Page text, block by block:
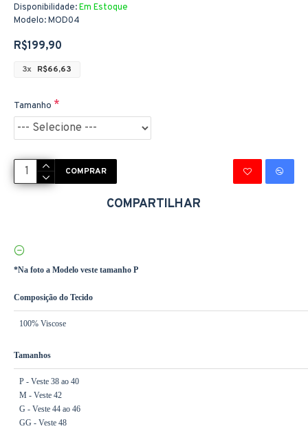
Disponibilidade:Em Estoque
Modelo:MOD04
R$199,90
3x R$66,63
Tamanho
COMPRAR
COMPARTILHAR
*Na foto a Modelo veste tamanho P
Composição do Tecido
100% Viscose
Tamanhos
P - Veste 38 ao 40
M - Veste 42
G - Veste 44 ao 46
GG - Veste 48